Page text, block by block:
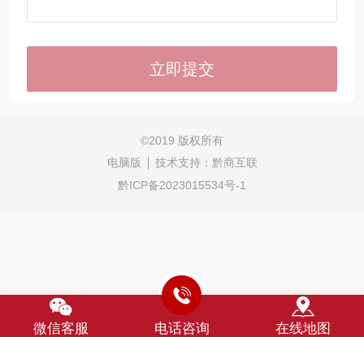
©2019 版权所有
电脑版
技术支持： 黔商互联
黔ICP备2023015534号-1
微信客服 电话咨询 在线地图